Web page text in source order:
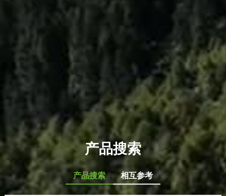
产品搜索
产品搜索 相互参考